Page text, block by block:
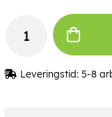
Leveringstid: 5-8